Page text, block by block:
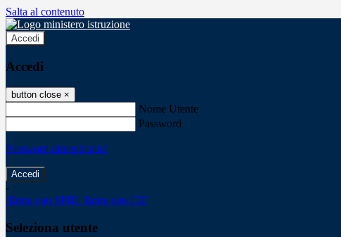
Salta al contenuto
Accedi
Accedi
button close ×
Nome Utente
Password
Password dimenticata?
-
Entra con SPID Entra con CIE
Seleziona utente